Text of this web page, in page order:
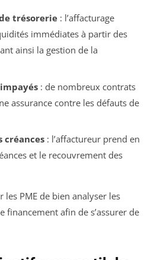
trésorerie: l’affacturage
immédiates à partir des
ainsi la gestion de la
: de nombreux contrats
assurance contre les défauts de
créances: l’affactureur prend en
et le recouvrement des
les PME de bien analyser les
financement afin de s’assurer de